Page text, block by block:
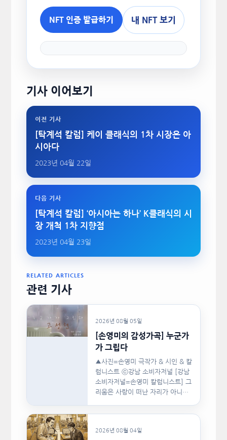
NFT 인증 발급하기 내 NFT 보기
기사 이어보기
이전 기사
[탁계석 칼럼] 케이 클래식의 1차 시장은 아
시아다
2023년 04월 22일
다음 기사
[탁계석 칼럼] ‘아시아는 하나’ K클래식의 시
장 개척 1차 지향점
2023년 04월 23일
RELATED ARTICLES
관련 기사
2026년 08월 05일
[손영미의 감성가곡] 누군가
가 그립다
▲사진=손영미 극작가 & 시인 & 칼
럼니스트 ⓒ강남 소비자저널 [강남
소비자저널=손영미 칼럼니스트] 그
리움은 사랑이 떠난 자리가 아니라,
2026년 08월 04일